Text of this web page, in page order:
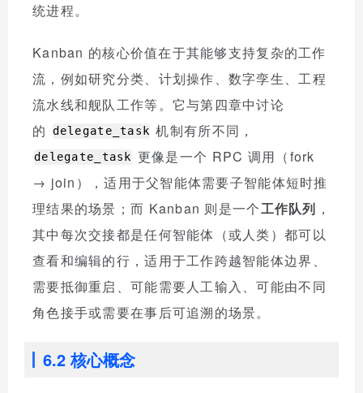
统进程。
Kanban 的核心价值在于其能够支持复杂的工作
流，例如研究分类、计划操作、数字孪生、工程
流水线和舰队工作等。它与第四章中讨论
的
delegate_task 机制有所不同，
delegate_task 更像是一个 RPC 调用（fork
→ join），适用于父智能体需要子智能体短时推
理结果的场景；而 Kanban 则是一个工作队列 ，
其中每次交接都是任何智能体（或人类）都可以
查看和编辑的行，适用于工作跨越智能体边界、
需要抵御重启、可能需要人工输入、可能由不同
角色接手或需要在事后可追溯的场景。
6.2 核心概念